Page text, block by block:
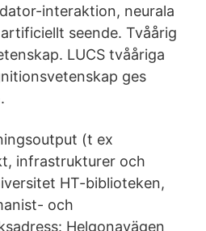
interaktion, neurala
seende. Tvåårig
LUCS tvååriga
ges
(t ex
infrastrukturer och
HT-biblioteken,
och
Helgonavägen